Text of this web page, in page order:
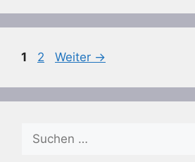
Seite
1 Seite
2 Weiter →
nach: